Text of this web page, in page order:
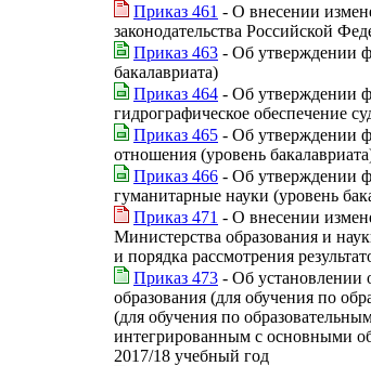
Приказ 461 - О внесении
законодательства Российской
Приказ 463 - Об утверждении
бакалавриата)
Приказ 464 - Об утверждении
гидрографическое обеспечение
Приказ 465 - Об утверждении
отношения (уровень
Приказ 466 - Об утверждении
гуманитарные науки (уровень
Приказ 471 - О внесении
Министерства образования и
и порядка рассмотрения
Приказ 473 - Об установлении
образования (для обучения по
(для обучения по
интегрированным с основными
2017/18 учебный год